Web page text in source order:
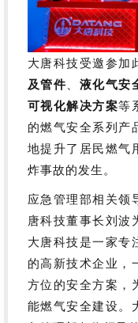
大唐科技受邀参加
及管件
液化气安
可视化解决方案等
的燃气安全系列产
地提升了居民燃气
炸事故的发生。
应急管理部相关领
唐科技董事长刘波
大唐科技是一家专
的高新技术企业，
方位的安全方案，
能燃气安全建设。